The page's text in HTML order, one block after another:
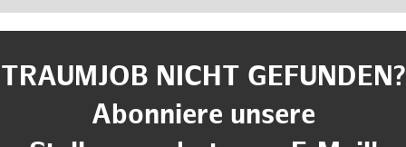
TRAUMJOB NICHT GEFUNDEN?
Abonniere unsere